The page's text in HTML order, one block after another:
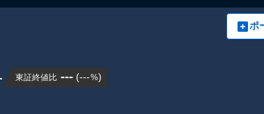
ポ
東証終値比 --- (---%)